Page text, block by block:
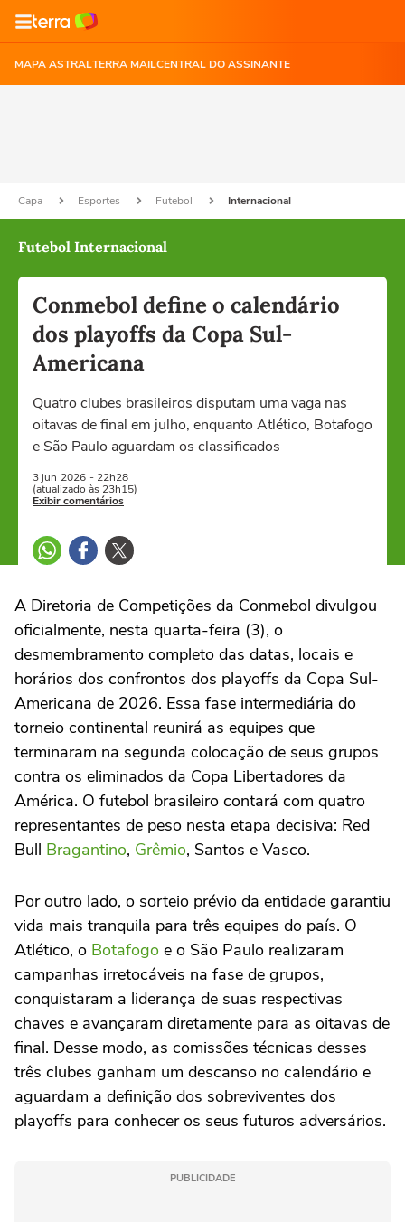
MAPA ASTRALTERRA MAILCENTRAL DO ASSINANTE
Capa Esportes Futebol Internacional
Futebol Internacional
Conmebol define o calendário
dos playoffs da Copa Sul-
Americana
Quatro clubes brasileiros disputam uma vaga nas
oitavas de final em julho, enquanto Atlético, Botafogo
e São Paulo aguardam os classificados
3 jun 2026 - 22h28
(atualizado às 23h15)
Exibir comentários
A Diretoria de Competições da Conmebol divulgou
oficialmente, nesta quarta-feira (3), o
desmembramento completo das datas, locais e
horários dos confrontos dos playoffs da Copa Sul-
Americana de 2026. Essa fase intermediária do
torneio continental reunirá as equipes que
terminaram na segunda colocação de seus grupos
contra os eliminados da Copa Libertadores da
América. O futebol brasileiro contará com quatro
representantes de peso nesta etapa decisiva: Red
Bull Bragantino, Grêmio, Santos e Vasco.
Por outro lado, o sorteio prévio da entidade garantiu
vida mais tranquila para três equipes do país. O
Atlético, o Botafogo e o São Paulo realizaram
campanhas irretocáveis na fase de grupos,
conquistaram a liderança de suas respectivas
chaves e avançaram diretamente para as oitavas de
final. Desse modo, as comissões técnicas desses
três clubes ganham um descanso no calendário e
aguardam a definição dos sobreviventes dos
playoffs para conhecer os seus futuros adversários.
PUBLICIDADE